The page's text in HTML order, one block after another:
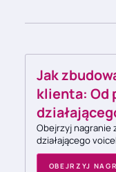
Jak
klienta: Od
Obejrzyj nagranie
działającego
OBEJRZYJ